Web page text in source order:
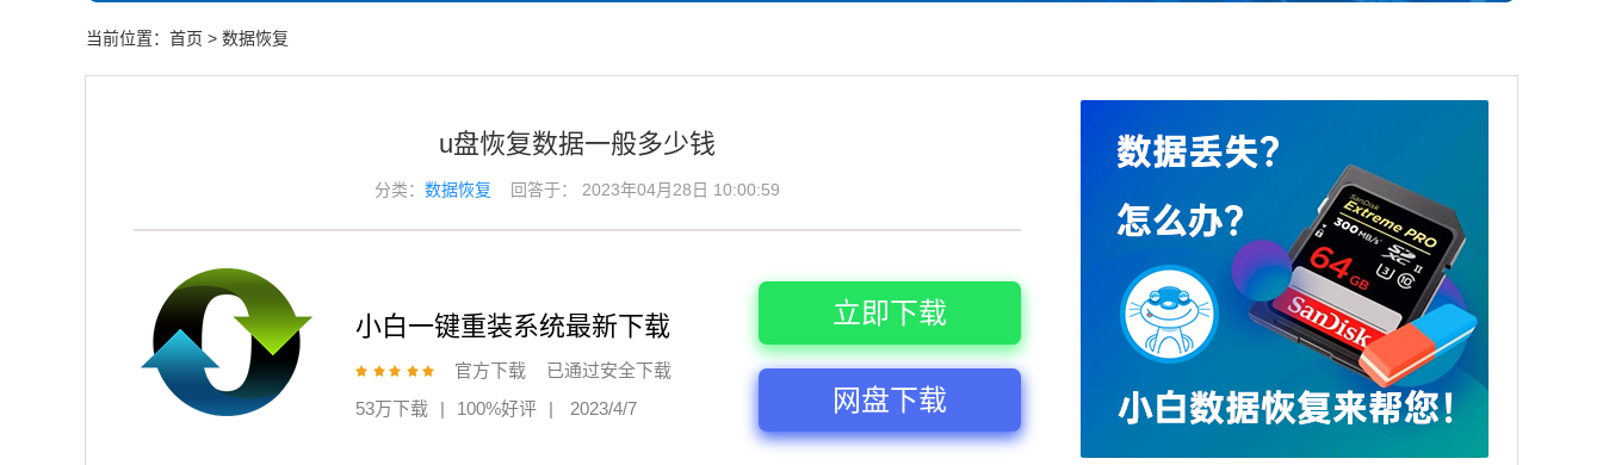
当前位置： 首页 > 数据恢复
u盘恢复数据一般多少钱
分类：数据恢复 回答于： 2023年04月28日 10:00:59
小白一键重装系统最新下载
官方下载
已通过安全下载
53万下载
| 100%好评 | 2023/4/7
立即下载
网盘下载